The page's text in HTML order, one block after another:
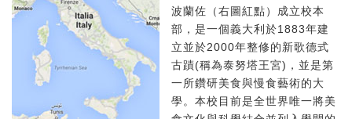
波蘭佐（右圖紅點）成立校本
部，是一個義大利於1883年建
立並於2000年整修的新歌德式
古蹟(稱為泰努塔王宮)，並是第
一所鑽研美食與慢食藝術的大
學。本校目前是全世界唯一將美